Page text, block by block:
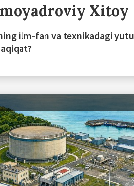
Xitoy
ilm-fan va texnikadagi